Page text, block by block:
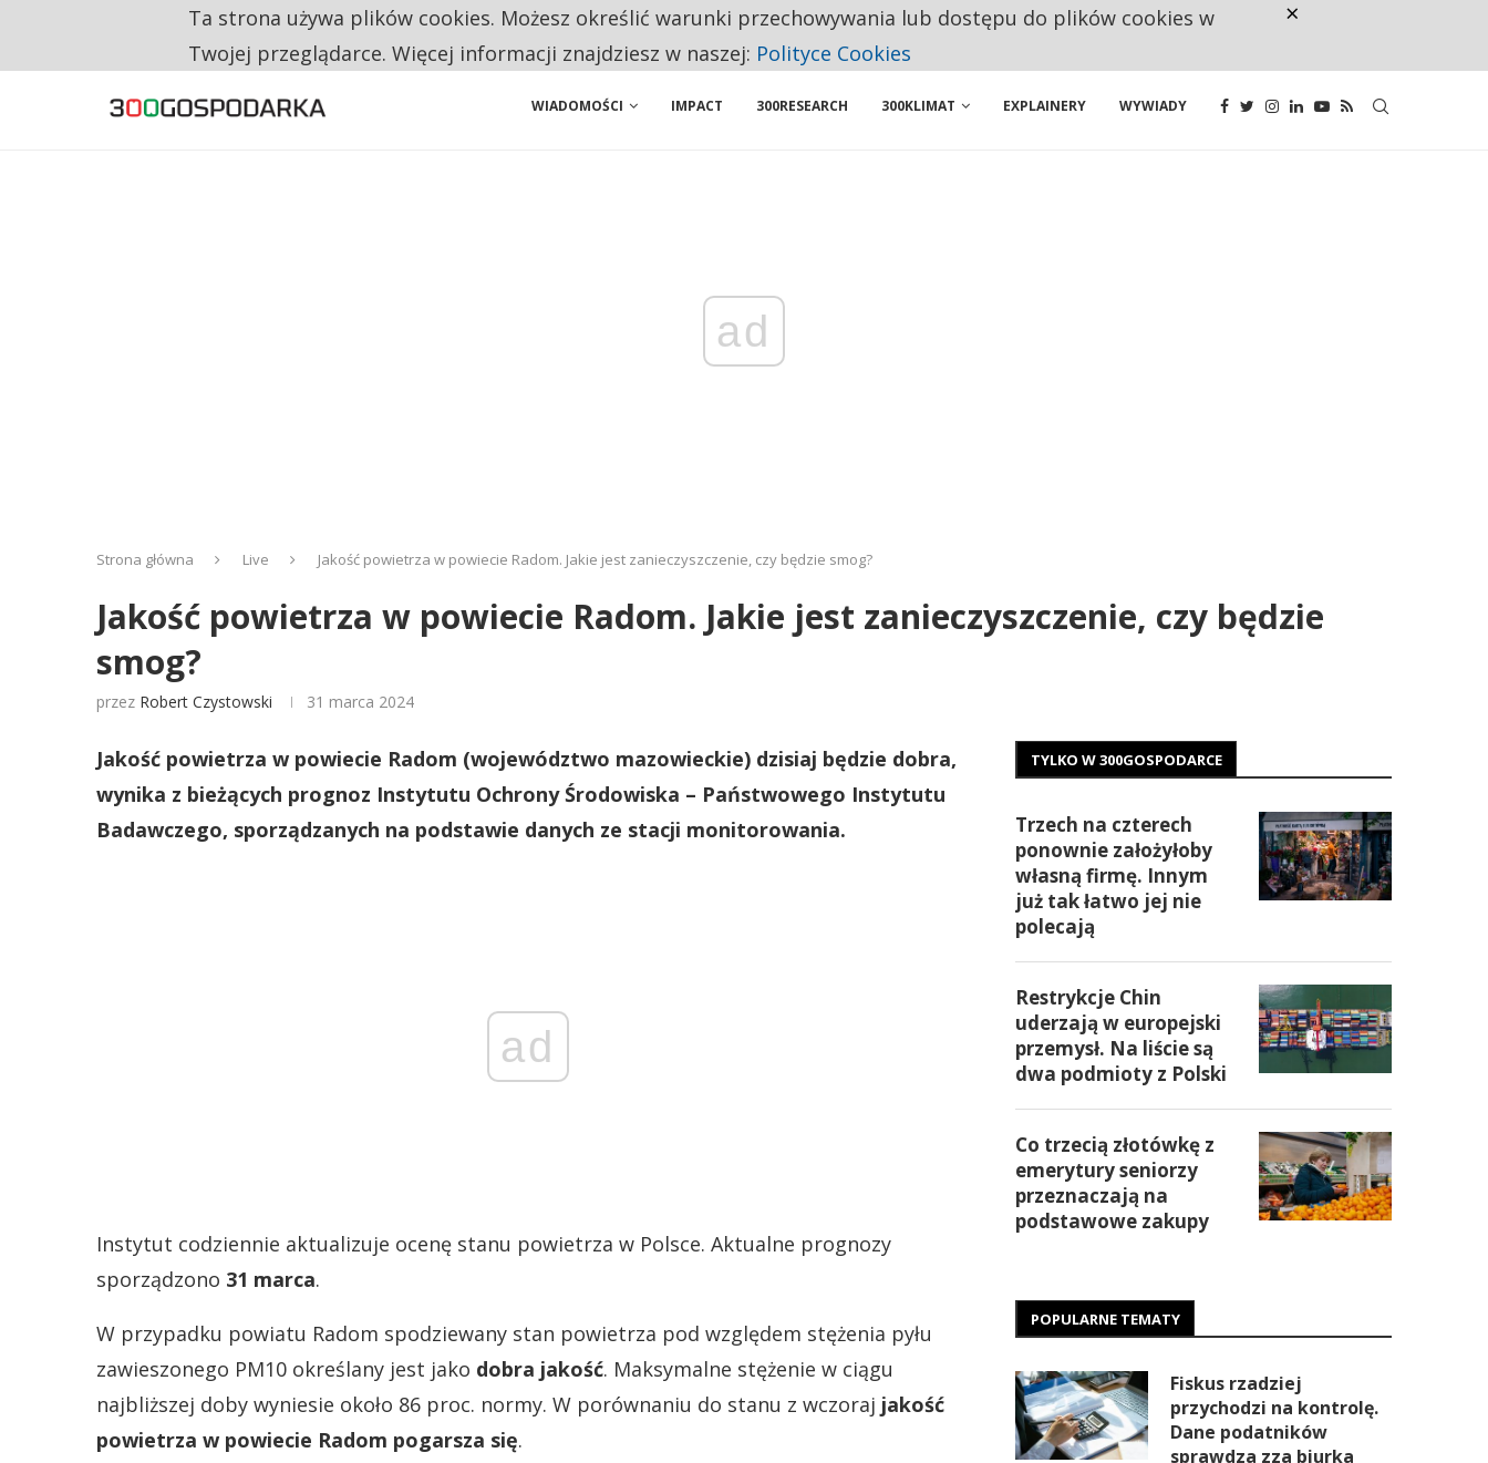
CO TRZECIĄ ZŁOTÓWKĘ Z EMERYTURY SENIORZY PRZEZNACZAJĄ NA PODSTAWOWE ZAKUPY
WIADOMOŚCI IMPACT 300RESEARCH 300KLIMAT EXPLAINERY WYWIADY
ad
Strona główna Live Jakość powietrza w powiecie Radom. Jakie jest zanieczyszczenie, czy będzie smog?
Jakość powietrza w powiecie Radom. Jakie jest zanieczyszczenie, czy będzie
smog?
przez Robert Czystowski 31 marca 2024
Jakość powietrza w powiecie Radom (województwo mazowieckie) dzisiaj będzie dobra,
wynika z bieżących prognoz Instytutu Ochrony Środowiska – Państwowego Instytutu
Badawczego, sporządzanych na podstawie danych ze stacji monitorowania.
ad
Instytut codziennie aktualizuje ocenę stanu powietrza w Polsce. Aktualne prognozy
sporządzono 31 marca.
W przypadku powiatu Radom spodziewany stan powietrza pod względem stężenia pyłu
zawieszonego PM10 określany jest jako dobra jakość. Maksymalne stężenie w ciągu
najbliższej doby wyniesie około 86 proc. normy. W porównaniu do stanu z wczoraj jakość
powietrza w powiecie Radom pogarsza się.
TYLKO W 300GOSPODARCE
Trzech na czterech
ponownie założyłoby
własną firmę. Innym
już tak łatwo jej nie
polecają
Restrykcje Chin
uderzają w europejski
przemysł. Na liście są
dwa podmioty z Polski
Co trzecią złotówkę z
emerytury seniorzy
przeznaczają na
podstawowe zakupy
POPULARNE TEMATY
Fiskus rzadziej
przychodzi na kontrolę.
Dane podatników
sprawdza zza biurka
Ta strona używa plików cookies. Możesz określić warunki przechowywania lub dostępu do plików cookies w
Twojej przeglądarce. Więcej informacji znajdziesz w naszej: Polityce Cookies
×